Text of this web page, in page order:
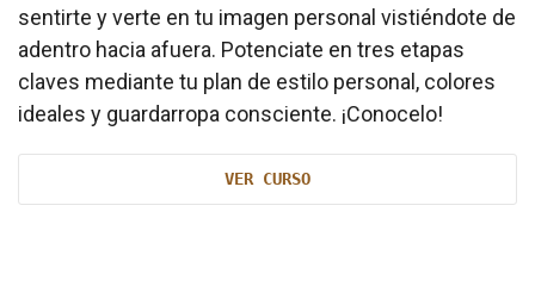
sentirte y verte en tu imagen personal vistiéndote de
adentro hacia afuera. Potenciate en tres etapas
claves mediante tu plan de estilo personal, colores
ideales y guardarropa consciente. ¡Conocelo!
VER CURSO